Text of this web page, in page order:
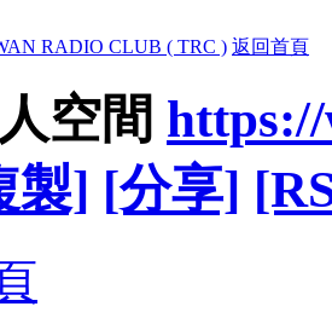
RADIO CLUB ( TRC ) 返回首頁
空間
製] [分享]